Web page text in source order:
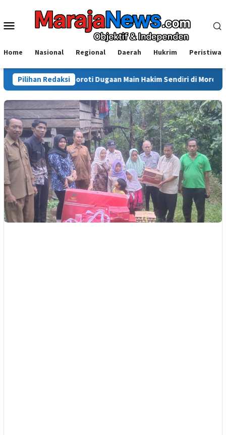
konten
Menu
Home Nasional Regional Daerah Hukrim Peristiwa
Pilihan Redaksi
Soroti Dugaan Main Hakim Sendiri di Morowali: Hukum